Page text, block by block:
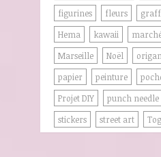
figurines
fleurs
Hema
kawaii
Marseille
Noël
papier
peinture
Projet DIY
punch needle
stickers
street art